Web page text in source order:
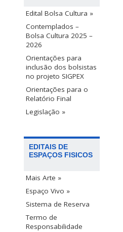
Edital Bolsa Cultura »
Contemplados –
Bolsa Cultura 2025 –
2026
Orientações para
inclusão dos bolsistas
no projeto SIGPEX
Orientações para o
Relatório Final
Legislação »
EDITAIS DE
ESPAÇOS FISICOS
Mais Arte »
Espaço Vivo »
Sistema de Reserva
Termo de
Responsabilidade